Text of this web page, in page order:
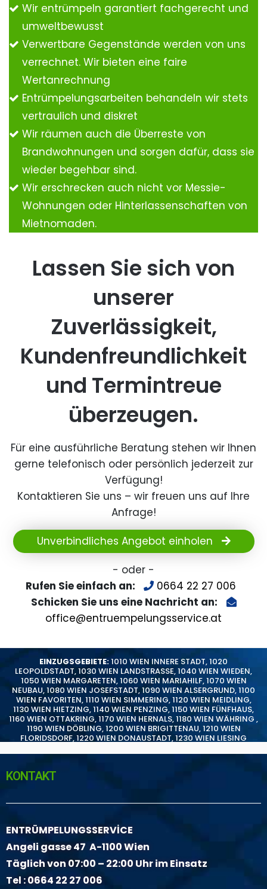
Wir entrümpeln garantiert fachgerecht und
umweltbewusst
Verwertbare Gegenstände werden von uns
verrechnet. Wir bieten eine faire
Wertanrechnung
Entrümpelungsarbeiten behandeln wir stets
vertraulich und diskret
Wir räumen auch die Überreste von
Brandwohnungen und sorgen dafür, dass sie
wieder begehbar sind.
Wir erschrecken auch nicht vor Messie-
Wohnungen oder Hinterlassenschaften von
Mietnomaden.
Lassen Sie sich von
unserer
Zuverlässigkeit,
Kundenfreundlichkeit
und Termintreue
überzeugen.
Für eine ausführliche Beratung stehen wir Ihnen
gerne telefonisch oder persönlich jederzeit zur
Verfügung!
Kontaktieren Sie uns – wir freuen uns auf Ihre
Anfrage!
Unverbindliches Angebot einholen
- oder -
Rufen Sie einfach an:
0664 22 27 006
Schicken Sie uns eine Nachricht an:
office@entruempelungsservice.at
EINZUGSGEBIETE:1010 WIEN INNERE STADT,1020
LEOPOLDSTADT,1030 WIEN LANDSTRASSE,1040 WIEN WIEDEN,
1050 WIEN MARGARETEN,1060 WIEN MARIAHILF,1070 WIEN
NEUBAU,1080 WIEN JOSEFSTADT,1090 WIEN ALSERGRUND,1100
WIEN FAVORITEN,1110 WIEN SIMMERING,1120 WIEN MEIDLING,
1130 WIEN HIETZING,1140 WIEN PENZING,1150 WIEN FÜNFHAUS,
1160 WIEN OTTAKRING,1170 WIEN HERNALS,1180 WIEN WÄHRING ,
1190 WIEN DÖBLING,1200 WIEN BRIGITTENAU,1210 WIEN
FLORIDSDORF,1220 WIEN DONAUSTADT,1230 WIEN LIESING
KONTAKT
ENTRÜMPELUNGSSERVİCE
Angeli gasse 47 A-1100 Wien
Täglich von 07:00 – 22:00 Uhr im Einsatz
Tel :0664 22 27 006